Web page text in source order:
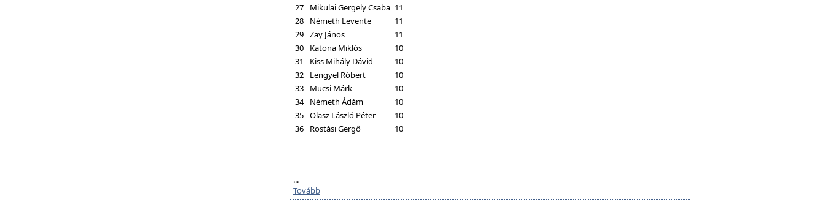
27
Mikulai Gergely Csaba 11
28
Németh Levente
11
29 Zay János
11
30
Katona Miklós
10
31
Kiss Mihály Dávid
10
32
Lengyel Róbert
10
33
Mucsi Márk
10
34
Németh Ádám
10
35 Olasz László Péter
10
36
Rostási Gergő 10
...
Tovább